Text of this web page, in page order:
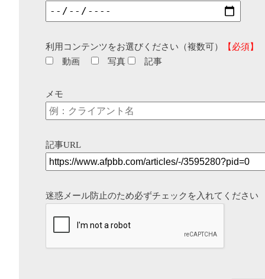
利用コンテンツをお選びください（複数可）
【必須】
動画
写真 記事
メモ
記事URL
迷惑メール防止のため必ずチェックを入れてください